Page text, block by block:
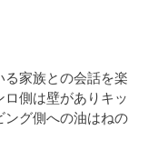
家族との会話を楽
側は壁がありキッ
ング側への油はねの